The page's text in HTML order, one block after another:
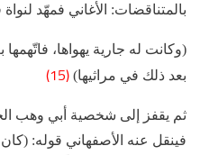
بالمتناقضات: الأغاني فمهّد
(وكانت له جارية يهواها،
بعد ذلك في مراثيها) (15)
ثم يقفز إلى شخصية أبي وهب
فينقل عنه الأصفهاني قوله: